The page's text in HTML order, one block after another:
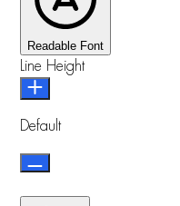
Readable Font
Line Height
Default